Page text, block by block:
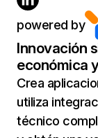
powered by
Innovación
económica
Crea
utiliza
técnico